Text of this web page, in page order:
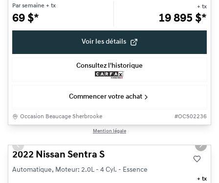
Par semaine + tx
69 $*
+ tx
19 895 $*
Voir les détails
Consultez l'historique
Commencer votre achat
Occasion Beaucage Sherbrooke #OCS02236
Mention légale
Previous slide Next
2022 Nissan Sentra S
Automatique, Moteur: 2.0L - 4 Cyl. - Essence
+ tx